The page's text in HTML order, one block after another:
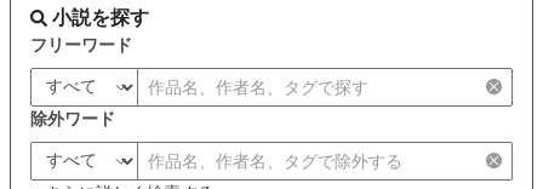
小説を探す
フリーワード
除外ワード